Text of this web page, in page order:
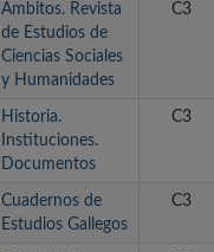
Ámbitos. Revista
de Estudios de
Ciencias Sociales
y Humanidades
C3
Historia.
Instituciones.
Documentos
C3
Cuadernos de
Estudios Gallegos
C3